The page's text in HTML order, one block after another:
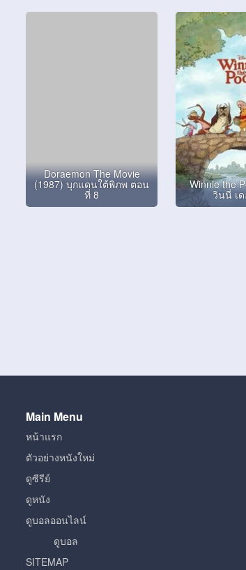
Doraemon The Movie
(1987) บุกแดนใต้พิภพ ตอน
ที่ 8
Winnie the
วินนี่ เ
Main Menu
หน้าแรก
ตัวอย่างหนังใหม่
ดูซีรีย์
ดูหนัง
ดูบอลออนไลน์
ดูบอล
SITEMAP